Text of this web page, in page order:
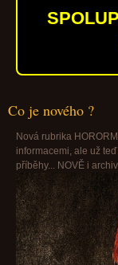
Co je nového ?
Nová rubrika
informacemi, ale už
příběhy... NOVĚ i